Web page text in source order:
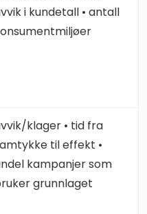
i kundetall • antall
klager • tid fra
til effekt •
kampanjer som
grunnlaget